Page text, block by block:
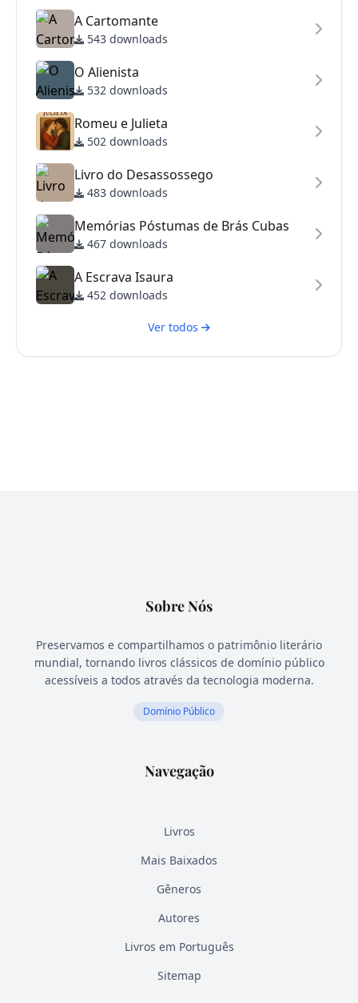
A Cartomante
543 downloads
O Alienista
532 downloads
Romeu e Julieta
502 downloads
Livro do Desassossego
483 downloads
Memórias Póstumas de Brás Cubas
467 downloads
A Escrava Isaura
452 downloads
Ver todos
Sobre Nós
Preservamos e compartilhamos o patrimônio literário
mundial, tornando livros clássicos de domínio público
acessíveis a todos através da tecnologia moderna.
Domínio Público
Navegação
Livros
Mais Baixados
Gêneros
Autores
Livros em Português
Sitemap